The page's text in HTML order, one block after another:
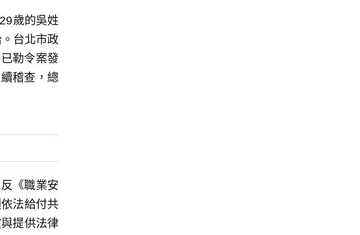
歲的吳姓
台北市政
勒令案發
稽查，總
《職業安
法給付共
提供法律